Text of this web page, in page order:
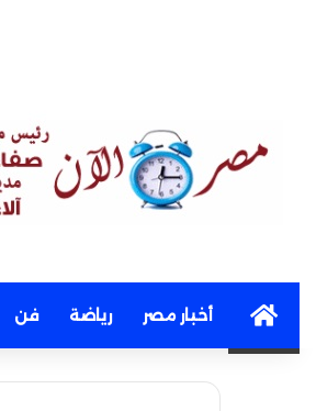
Homeأخبار مصر رياضة فن